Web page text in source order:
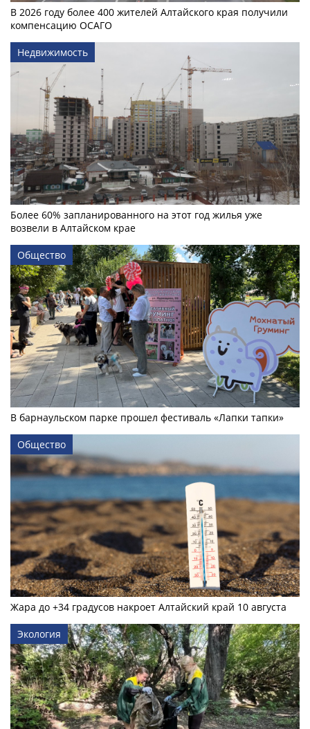
В 2026 году более 400 жителей Алтайского края получили
компенсацию ОСАГО
Недвижимость
Более 60% запланированного на этот год жилья уже
возвели в Алтайском крае
Общество
В барнаульском парке прошел фестиваль «Лапки тапки»
Общество
Жара до +34 градусов накроет Алтайский край 10 августа
Экология